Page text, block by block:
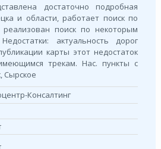
достаточно подробная
и области, работает поиск по
поиск по некоторым
актуальность дорог
карты этот недостаток
трекам. Нас. пункты с
Сырское
Консалтинг